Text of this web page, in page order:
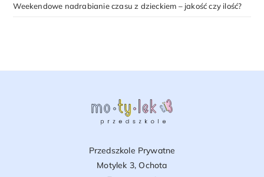
Weekendowe nadrabianie czasu z dzieckiem – jakość czy ilość?
Przedszkole Prywatne
Motylek 3, Ochota